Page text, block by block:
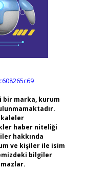
bir marka, kurum
haber niteliği
hakkında
ve kişiler ile isim
bilgiler